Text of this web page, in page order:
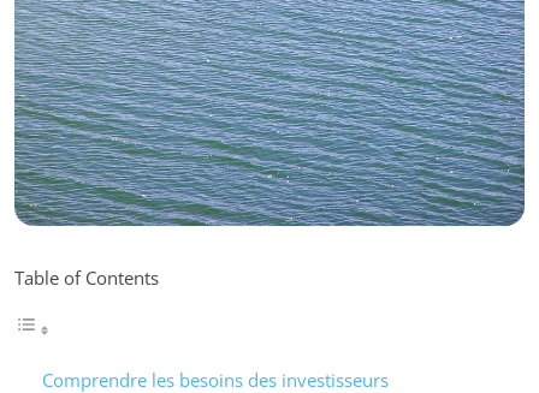
Table of Contents
Comprendre les besoins des investisseurs